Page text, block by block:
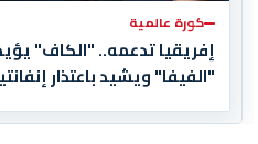
كورة عالمية
إفريقيا تدعمه.. "الكاف"
"الفيفا" ويشيد باعتذار